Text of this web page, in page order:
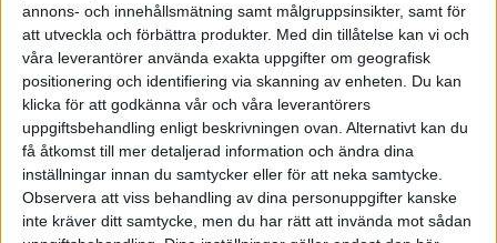
annons- och innehållsmätning samt målgruppsinsikter, samt för
att utveckla och förbättra produkter. Med din tillåtelse kan vi och
våra leverantörer använda exakta uppgifter om geografisk
positionering och identifiering via skanning av enheten. Du kan
klicka för att godkänna vår och våra leverantörers
uppgiftsbehandling enligt beskrivningen ovan. Alternativt kan du
få åtkomst till mer detaljerad information och ändra dina
inställningar innan du samtycker eller för att neka samtycke.
Observera att viss behandling av dina personuppgifter kanske
inte kräver ditt samtycke, men du har rätt att invända mot sådan
något som kan användas i den vanliga verksamheten.
Dela upp gruppen i lag
Gruppen övar in en presentation av sina oanade
talanger inför övriga gänget
Alla grupper poängsätter övriga uppträdanden
utifrån givna kriterier; talang, humor.
Prisutdelning! Förslagsvis får alla grupper något
pris, kanske något ät- och drickbart?